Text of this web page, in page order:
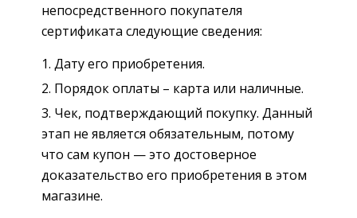
непосредственного покупателя
сертификата следующие сведения:
Дату его приобретения.
Порядок оплаты – карта или наличные.
Чек, подтверждающий покупку. Данный
этап не является обязательным, потому
что сам купон — это достоверное
доказательство его приобретения в этом
магазине.